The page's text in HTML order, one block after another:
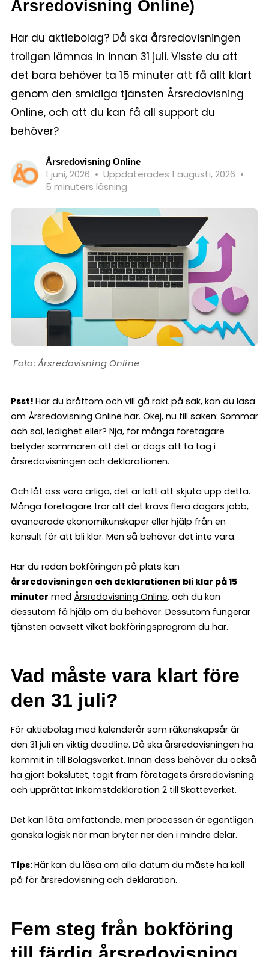
Årsredovisning Online)
Har du aktiebolag? Då ska årsredovisningen
troligen lämnas in innan 31 juli. Visste du att
det bara behöver ta 15 minuter att få allt klart
genom den smidiga tjänsten Årsredovisning
Online, och att du kan få all support du
behöver?
Årsredovisning Online
1 juni, 2026 • Uppdaterades 1 augusti, 2026 •
5 minuters läsning
Årsredovisning Online
Psst! Har du bråttom och vill gå rakt på sak, kan du läsa
om Årsredovisning Online här. Okej, nu till saken: Sommar
och sol, ledighet eller? Nja, för många företagare
betyder sommaren att det är dags att ta tag i
årsredovisningen och deklarationen.
Och låt oss vara ärliga, det är lätt att skjuta upp detta.
Många företagare tror att det krävs flera dagars jobb,
avancerade ekonomikunskaper eller hjälp från en
konsult för att bli klar. Men så behöver det inte vara.
Har du redan bokföringen på plats kan
årsredovisningen och deklarationen bli klar på 15
minuter med Årsredovisning Online, och du kan
dessutom få hjälp om du behöver. Dessutom fungerar
tjänsten oavsett vilket bokföringsprogram du har.
Vad måste vara klart före
den 31 juli?
För aktiebolag med kalenderår som räkenskapsår är
den 31 juli en viktig deadline. Då ska årsredovisningen ha
kommit in till Bolagsverket. Innan dess behöver du också
ha gjort bokslutet, tagit fram företagets årsredovisning
och upprättat Inkomstdeklaration 2 till Skatteverket.
Det kan låta omfattande, men processen är egentligen
ganska logisk när man bryter ner den i mindre delar.
Tips:Här kan du läsa om alla datum du måste ha koll
på för årsredovisning och deklaration.
Fem steg från bokföring